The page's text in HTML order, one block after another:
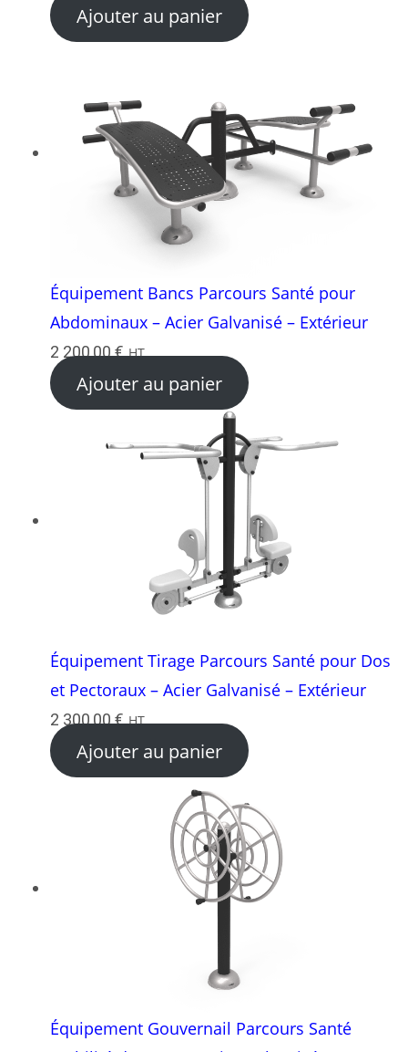
Ajouter au panier
Équipement Bancs Parcours Santé pour
Abdominaux – Acier Galvanisé – Extérieur
2 200,00€ HT
Ajouter au panier
Équipement Tirage Parcours Santé pour Dos
et Pectoraux – Acier Galvanisé – Extérieur
2 300,00€ HT
Ajouter au panier
Équipement Gouvernail Parcours Santé